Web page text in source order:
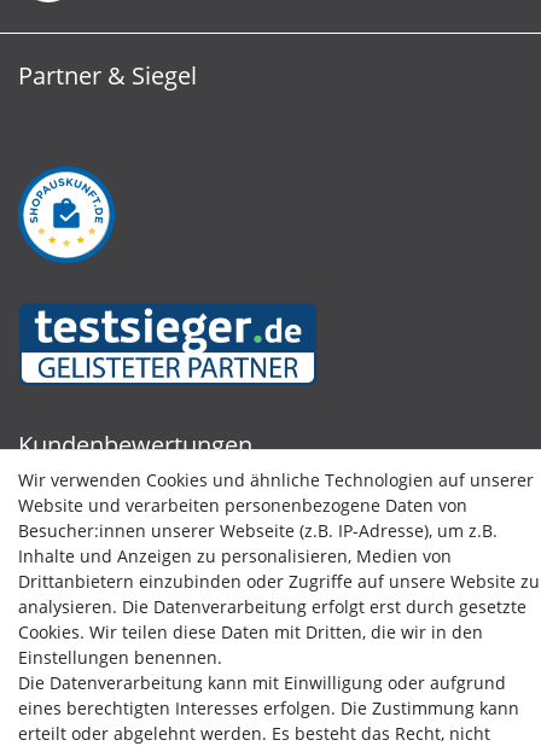
Partner & Siegel
Kundenbewertungen
Wir verwenden Cookies und ähnliche Technologien auf unserer
Website und verarbeiten personenbezogene Daten von
Besucher:innen unserer Webseite (z.B. IP-Adresse), um z.B.
Inhalte und Anzeigen zu personalisieren, Medien von
Drittanbietern einzubinden oder Zugriffe auf unsere Website zu
analysieren. Die Datenverarbeitung erfolgt erst durch gesetzte
Cookies. Wir teilen diese Daten mit Dritten, die wir in den
Einstellungen benennen.
Die Datenverarbeitung kann mit Einwilligung oder aufgrund
eines berechtigten Interesses erfolgen. Die Zustimmung kann
erteilt oder abgelehnt werden. Es besteht das Recht, nicht